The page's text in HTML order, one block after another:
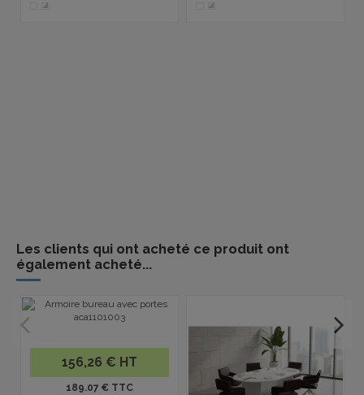
Les clients qui ont acheté ce produit ont
également acheté...
156,26 € HT
189.07 € TTC